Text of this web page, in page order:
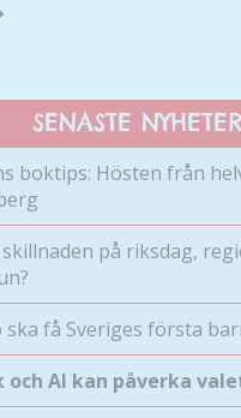
SENASTE
boktips: Hösten från
på riksdag,
ska få Sveriges första
och AI kan påverka
hur
bra